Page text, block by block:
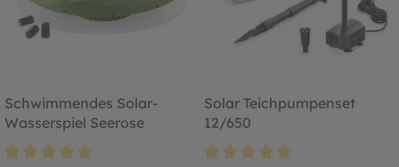
Schwimmendes Solar-
Wasserspiel Seerose
Solar Teichpumpenset
12/650